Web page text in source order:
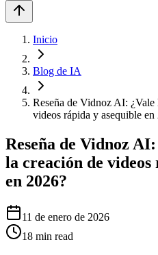
Inicio
Blog de IA
Reseña de Vidnoz AI: ¿Vale
videos rápida y asequible en
Reseña de Vidnoz
la creación de
en 2026?
11 de enero de 2026
18 min read